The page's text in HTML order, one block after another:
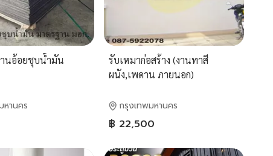
นอ้อยชุบน้ำมัน
หานคร
รับเหมาก่อสร้าง (งานทาสี
ผนัง,เพดาน ภายนอก)
กรุงเทพมหานคร
฿ 22,500